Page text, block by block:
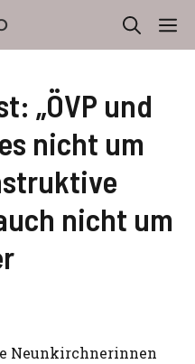
„ÖVP und
nicht um
nicht um
Neunkirchnerinnen